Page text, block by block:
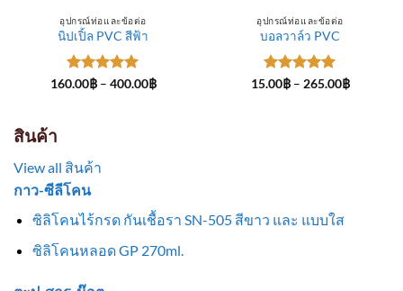
อุปกรณ์ท่อและข้อต่อ
นิปเปิ้ล PVC สีฟ้า
ให้คะแนน
160.00฿ – 400.00฿Price
อุปกรณ์ท่อและข้อต่อ
บอลวาล์ว PVC
ให้คะแนน
15.00฿ – 265.00฿Price
สินค้า
View all สินค้า
กาว-ซีลีโคน
ซิลิโคนไร้กรด กันเชื้อรา SN-505 สีขาว และ แบบใส
ซิลิโคนหลอด GP 270ml.